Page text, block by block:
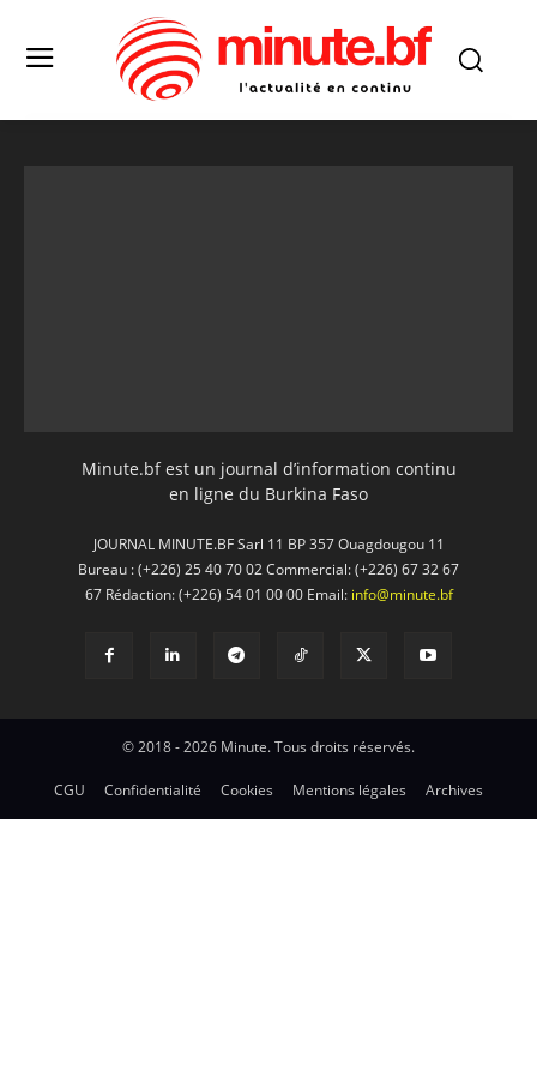
Minute.bf est un journal d’information continu
en ligne du Burkina Faso
JOURNAL MINUTE.BF Sarl 11 BP 357 Ouagdougou 11
Bureau : (+226) 25 40 70 02 Commercial: (+226) 67 32 67
67 Rédaction: (+226) 54 01 00 00 Email: info@minute.bf
© 2018 - 2026 Minute. Tous droits réservés.
CGU Confidentialité Cookies Mentions légales Archives